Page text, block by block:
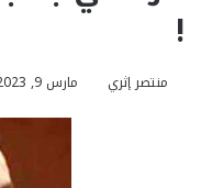
!
منتصر إثري مارس 9, 2023